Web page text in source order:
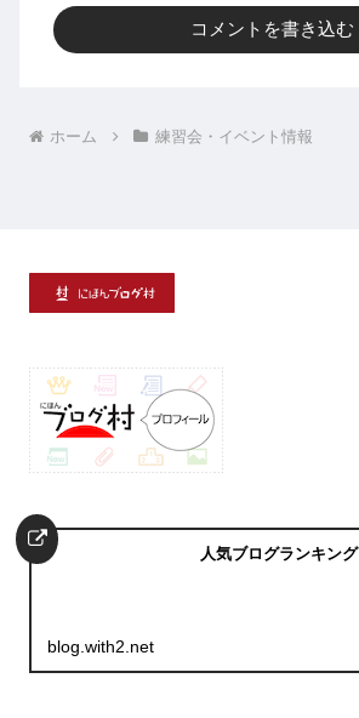
コメントを書き込む
ホーム 練習会・イベント情報
人気ブログランキング
blog.with2.net